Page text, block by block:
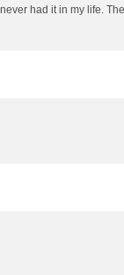
had it in my life.